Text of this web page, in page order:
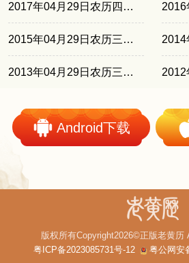
2017年04月29日农历四月初四
2015年04月29日农历三月十一
2013年04月29日农历三月二十
Android下载
版权所有Copyright2026©正版老黄历
粤ICP备2023085731号-12
粤公网安